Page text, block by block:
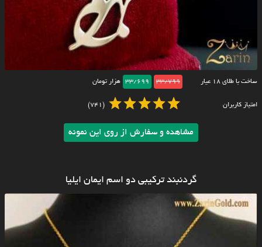
ساخت با طلای ۱۸ عیار 33/799
33/699 هزار تومان
امتیاز کاربران (741)
مشاهده و سفارش از روی این نمونه
گردنبند ترکیبی دو اسم ایمان ایلیا